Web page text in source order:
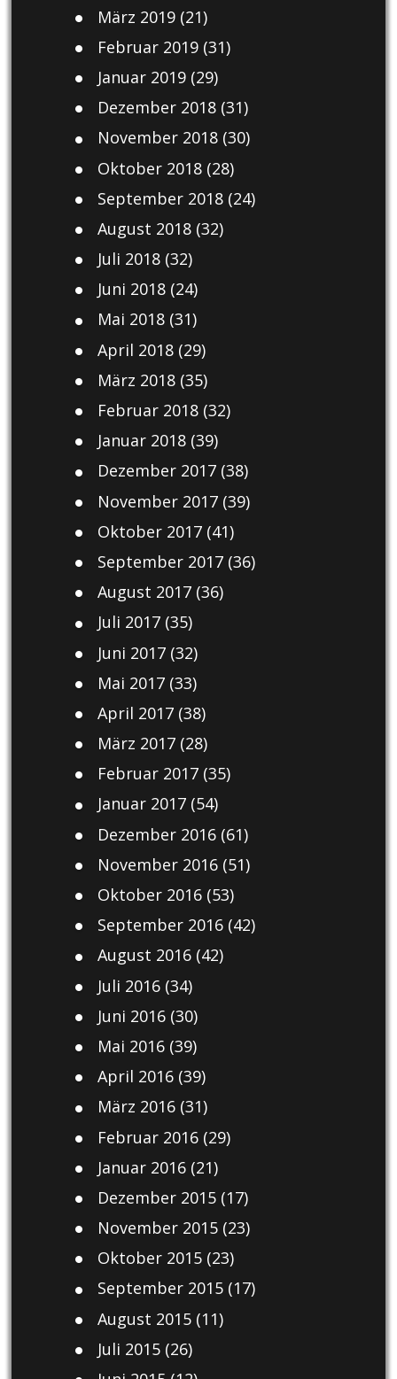
März 2019(21)
Februar 2019(31)
Januar 2019(29)
Dezember 2018(31)
November 2018(30)
Oktober 2018(28)
September 2018(24)
August 2018(32)
Juli 2018(32)
Juni 2018(24)
Mai 2018(31)
April 2018(29)
März 2018(35)
Februar 2018(32)
Januar 2018(39)
Dezember 2017(38)
November 2017(39)
Oktober 2017(41)
September 2017(36)
August 2017(36)
Juli 2017(35)
Juni 2017(32)
Mai 2017(33)
April 2017(38)
März 2017(28)
Februar 2017(35)
Januar 2017(54)
Dezember 2016(61)
November 2016(51)
Oktober 2016(53)
September 2016(42)
August 2016(42)
Juli 2016(34)
Juni 2016(30)
Mai 2016(39)
April 2016(39)
März 2016(31)
Februar 2016(29)
Januar 2016(21)
Dezember 2015(17)
November 2015(23)
Oktober 2015(23)
September 2015(17)
August 2015(11)
Juli 2015(26)